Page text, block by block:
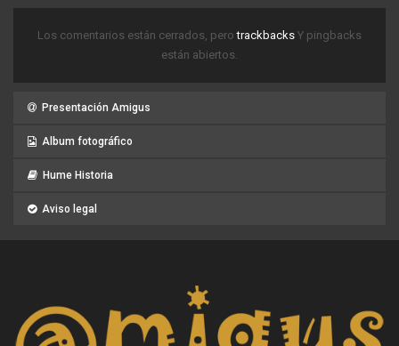
Los comentarios están cerrados, perotrackbacks Y pingbacks
están abiertos.
Presentación Amigus
Album fotográfico
Hume Historia
Aviso legal